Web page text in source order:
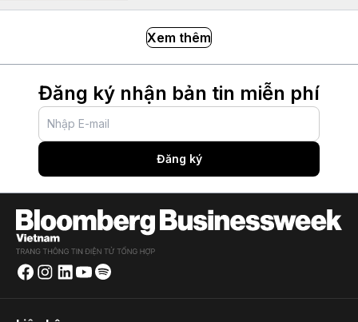
Xem thêm
Đăng ký nhận bản tin miễn phí
Đăng ký